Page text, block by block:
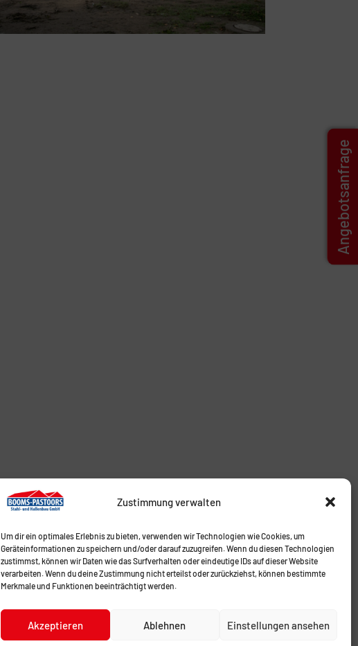
Zustimmung verwalten
Um dir ein optimales Erlebnis zu bieten, verwenden wir Technologien wie Cookies, um
Geräteinformationen zu speichern und/oder darauf zuzugreifen. Wenn du diesen Technologien
zustimmst, können wir Daten wie das Surfverhalten oder eindeutige IDs auf dieser Website
verarbeiten. Wenn du deine Zustimmung nicht erteilst oder zurückziehst, können bestimmte
Merkmale und Funktionen beeinträchtigt werden.
Akzeptieren Ablehnen Einstellungen ansehen
Angebotsanfrage